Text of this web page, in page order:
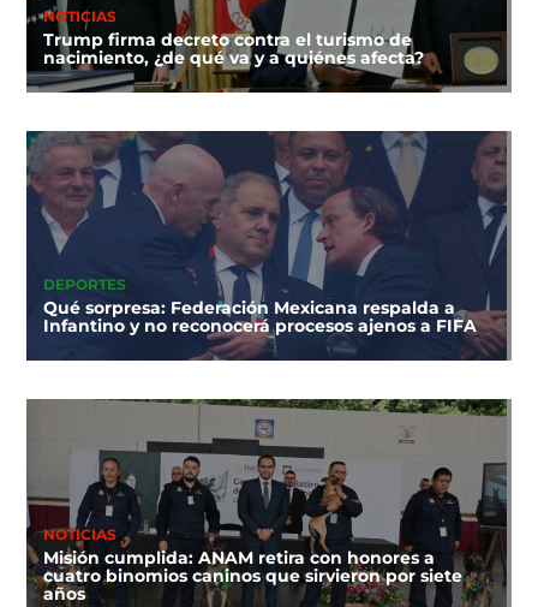
NOTICIAS
Trump firma decreto contra el turismo de
nacimiento, ¿de qué va y a quiénes afecta?
DEPORTES
Qué sorpresa: Federación Mexicana respalda a
Infantino y no reconocerá procesos ajenos a FIFA
NOTICIAS
Misión cumplida: ANAM retira con honores a
cuatro binomios caninos que sirvieron por siete
años